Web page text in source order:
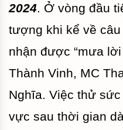
2024. Ở vòng đầu
tượng khi kể về
nhận được “mưa
Thành Vinh, MC
Nghĩa. Việc thử
vực sau thời gian